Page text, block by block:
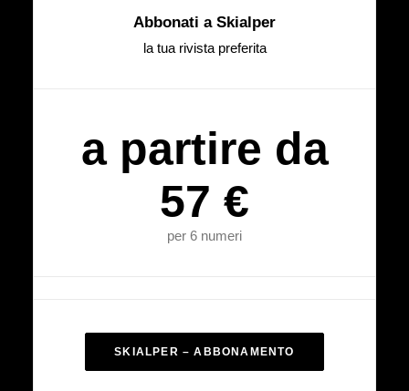
Abbonati a Skialper
la tua rivista preferita
a partire da
57 €
per 6 numeri
SKIALPER – ABBONAMENTO